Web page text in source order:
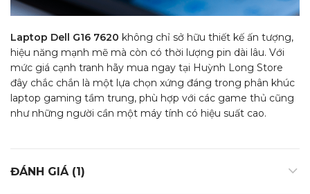
Laptop Dell G16 7620 không chỉ sở hữu thiết kế ấn tượng,
hiệu năng mạnh mẽ mà còn có thời lượng pin dài lâu. Với
mức giá cạnh tranh hãy mua ngay tại Huỳnh Long Store
đây chắc chắn là một lựa chọn xứng đáng trong phân khúc
laptop gaming tầm trung, phù hợp với các game thủ cũng
như những người cần một máy tính có hiệu suất cao.
ĐÁNH GIÁ (1)